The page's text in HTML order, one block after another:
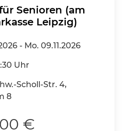
Senioren (am
Leipzig)
- Mo. 09.11.2026
Uhr
Scholl-Str. 4,
8
€